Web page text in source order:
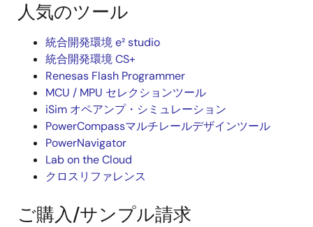
人気のツール
統合開発環境 e² studio
統合開発環境 CS+
Renesas Flash Programmer
MCU / MPU セレクションツール
iSim オペアンプ・シミュレーション
PowerCompassマルチレールデザインツール
PowerNavigator
Lab on the Cloud
クロスリファレンス
ご購入/サンプル請求